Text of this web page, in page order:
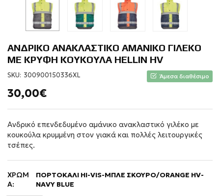
ΑΝΔΡΙΚΟ ΑΝΑΚΛΑΣΤΙΚΟ ΑΜΑΝΙΚΟ ΓΙΛΕΚΟ
ΜΕ ΚΡΥΦΗ ΚΟΥΚΟΥΛΑ HELLIN HV
SKU: 300900150336XL Άμεσα διαθέσιμο
30,00€
Ανδρικό επενδεδυμένο αμάνικο ανακλαστικό γιλέκο με
κουκούλα κρυμμένη στον γιακά και πολλές λειτουργικές
τσέπες.
ΧΡΩΜ
Α:
ΠΟΡΤΟΚΑΛΙ HI-VIS-ΜΠΛΕ ΣΚΟΥΡΟ/ORANGE HV-
NAVY BLUE